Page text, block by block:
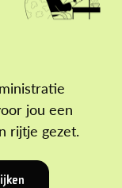
jou een
rijtje gezet.